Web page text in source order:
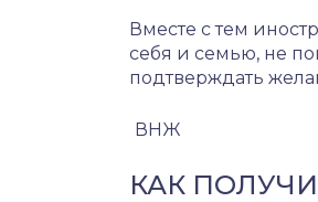
Вместе с тем
себя и семью, не
подтверждать
ВНЖ
КАК